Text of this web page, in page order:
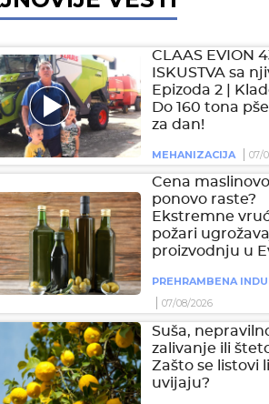
CLAAS EVION
ISKUSTVA sa
Epizoda 2 |
Do 160 tona
za dan!
MEHANIZACIJA 07/
Cena
ponovo raste?
Ekstremne
požari
proizvodnju u
PREHRAMBENA
07/08/2026
Suša,
zalivanje ili
Zašto se listovi
uvijaju?